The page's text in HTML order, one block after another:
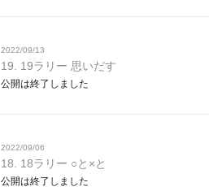
2022/09/13
19. 19ラリー 思いだす
公開は終了しました
2022/09/06
18. 18ラリー ○と×と
公開は終了しました